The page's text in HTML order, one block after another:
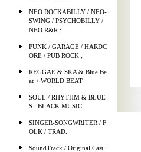
NEO ROCKABILLY / NEO-
SWING / PSYCHOBILLY /
NEO R&R :
PUNK / GARAGE / HARDC
ORE / PUB ROCK ;
REGGAE & SKA & Blue Be
at + WORLD BEAT
SOUL / RHYTHM & BLUE
S : BLACK MUSIC
SINGER-SONGWRITER / F
OLK / TRAD. :
SoundTrack / Original Cast :